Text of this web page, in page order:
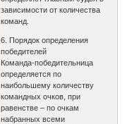
зависимости от количества
команд.
6. Порядок определения
победителей
Команда-победительница
определяется по
наибольшему количеству
командных очков, при
равенстве – по очкам
набранных всеми